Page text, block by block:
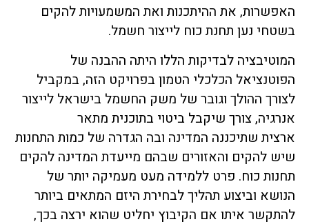
האפשרות, את ההיתכנות ואת המשמעויות להקים
בשטחי נען תחנת כוח לייצור חשמל.
המוטיבציה לבדיקות הללו היתה ההבנה של
הפוטנציאל הכלכלי הטמון בפרויקט הזה, במקביל
לצורך ההולך וגובר של משק החשמל בישראל לייצור
אנרגיה, צורך שיקבל ביטוי בתוכנית מתאר
ארצית שתיכננה המדינה ובה הגדרה של כמות התחנות
שיש להקים והאזורים שבהם מייעדת המדינה להקים
תחנות כוח. פרט ללמידה מעט מעמיקה יותר של
הנושא וביצוע תהליך לבחירת היזם המתאים ביותר
להתקשר איתו אם הקיבוץ יחליט שהוא ירצה בכך,